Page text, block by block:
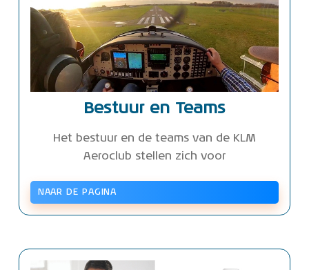
Bestuur en Teams
Het bestuur en de teams van de KLM
Aeroclub stellen zich voor
NAAR DE PAGINA